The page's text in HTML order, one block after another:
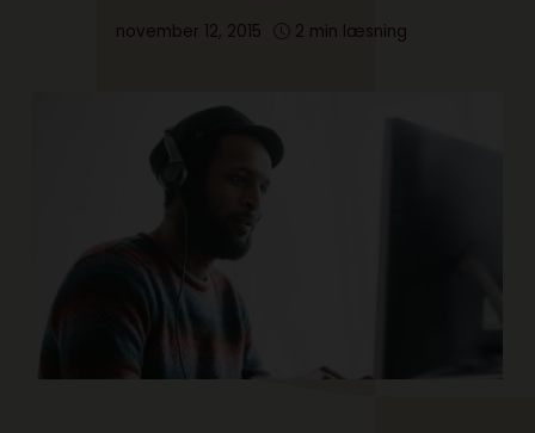
november 12, 2015 2 min læsning